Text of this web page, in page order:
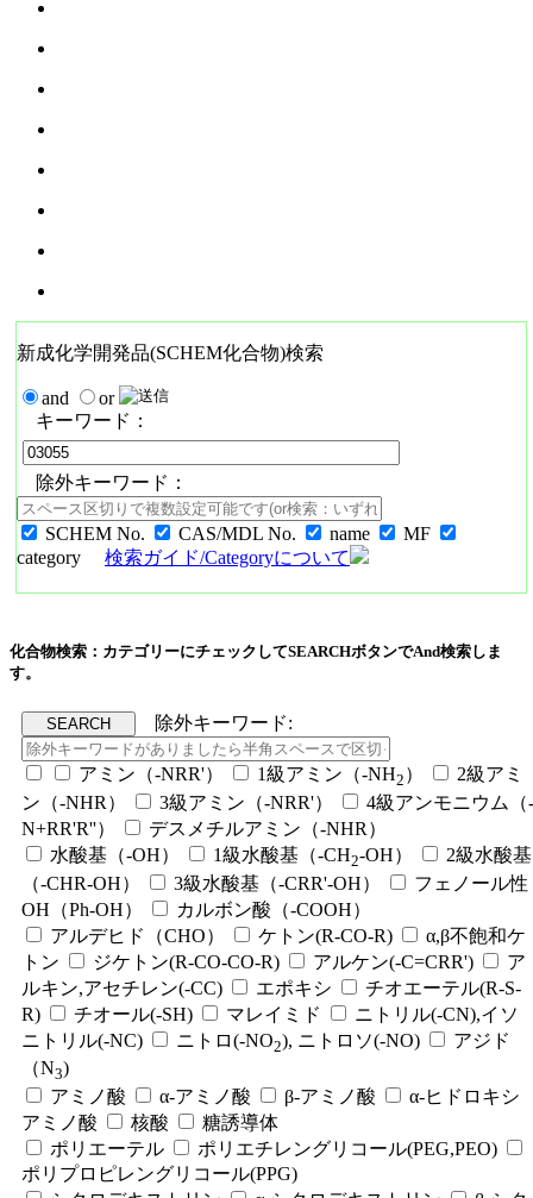
新成化学開発品(SCHEM化合物)検索
and
or
キーワード：
除外キーワード：
SCHEM No. CAS/MDL No. name
MF
category
検索ガイド/Categoryについて
化合物検索：カテゴリーにチェックしてSEARCHボタンでAnd検索しま
す。
除外キーワード:
アミン（-NRR'） 1級アミン（-NH2 ）
2級アミ
ン（-NHR）
3級アミン（-NRR'）
4級アンモニウム（-
N+RR'R''）
デスメチルアミン（-NHR）
水酸基（-OH）
1級水酸基（-CH2-OH）
2級水酸基
（-CHR-OH）
3級水酸基（-CRR'-OH）
フェノール性
OH（Ph-OH）
カルボン酸（-COOH）
アルデヒド（CHO）
ケトン(R-CO-R)
α,β不飽和ケ
トン
ジケトン(R-CO-CO-R) アルケン(-C=CRR')
ア
ルキン,アセチレン(-CC)
エポキシ
チオエーテル(R-S-
R)
チオール(-SH) マレイミド
ニトリル(-CN),イソ
ニトリル(-NC)
ニトロ(-NO2), ニトロソ(-NO)
アジド
（N3)
アミノ酸
α-アミノ酸 β-アミノ酸
α-ヒドロキシ
アミノ酸
核酸
糖誘導体
ポリエーテル
ポリエチレングリコール(PEG,PEO)
ポリプロピレングリコール(PPG)